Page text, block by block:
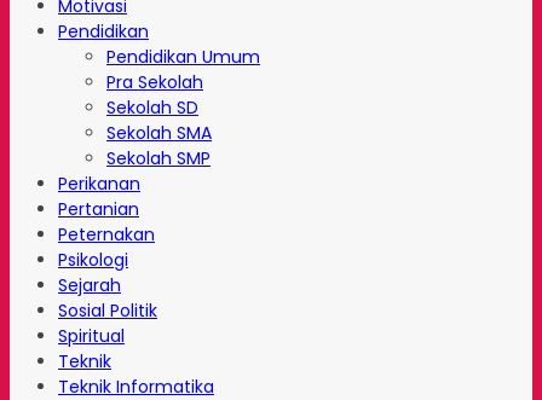
Motivasi
Pendidikan
Pendidikan Umum
Pra Sekolah
Sekolah SD
Sekolah SMA
Sekolah SMP
Perikanan
Pertanian
Peternakan
Psikologi
Sejarah
Sosial Politik
Spiritual
Teknik
Teknik Informatika